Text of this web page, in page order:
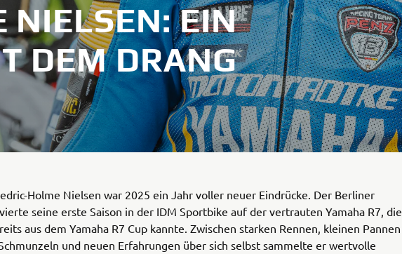
NIELSEN: EIN
DEM DRANG
Holme Nielsen war 2025 ein Jahr voller neuer Eindrücke. Der Berliner
seine erste Saison in der IDM Sportbike auf der vertrauten Yamaha R7, die
aus dem Yamaha R7 Cup kannte. Zwischen starken Rennen, kleinen Pannen
und neuen Erfahrungen über sich selbst sammelte er wertvolle